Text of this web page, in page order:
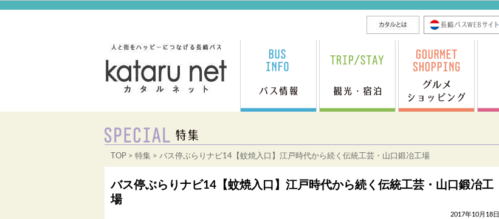
TOP > 特集 > バス停ぶらりナビ14【蚊焼入口】江戸時代から続く伝統工芸・山口鍛冶工場
バス停ぶらりナビ14【蚊焼入口】江戸時代から続く伝統工芸・山口鍛冶工
場
2017年10月18日